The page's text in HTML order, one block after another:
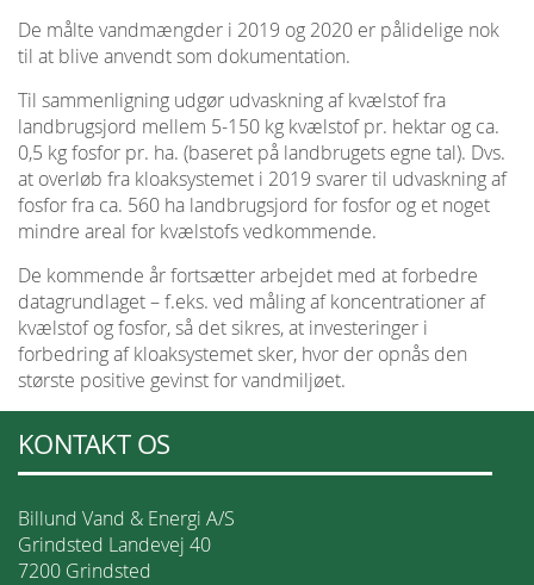
De målte vandmængder i 2019 og 2020 er pålidelige nok
til at blive anvendt som dokumentation.
Til sammenligning udgør udvaskning af kvælstof fra
landbrugsjord mellem 5-150 kg kvælstof pr. hektar og ca.
0,5 kg fosfor pr. ha. (baseret på landbrugets egne tal). Dvs.
at overløb fra kloaksystemet i 2019 svarer til udvaskning af
fosfor fra ca. 560 ha landbrugsjord for fosfor og et noget
mindre areal for kvælstofs vedkommende.
De kommende år fortsætter arbejdet med at forbedre
datagrundlaget – f.eks. ved måling af koncentrationer af
kvælstof og fosfor, så det sikres, at investeringer i
forbedring af kloaksystemet sker, hvor der opnås den
største positive gevinst for vandmiljøet.
KONTAKT OS
Billund Vand & Energi A/S
Grindsted Landevej 40
7200 Grindsted